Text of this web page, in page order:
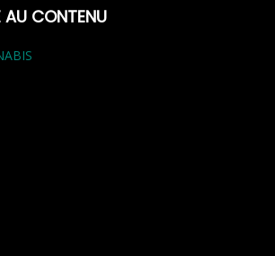
AU CONTENU